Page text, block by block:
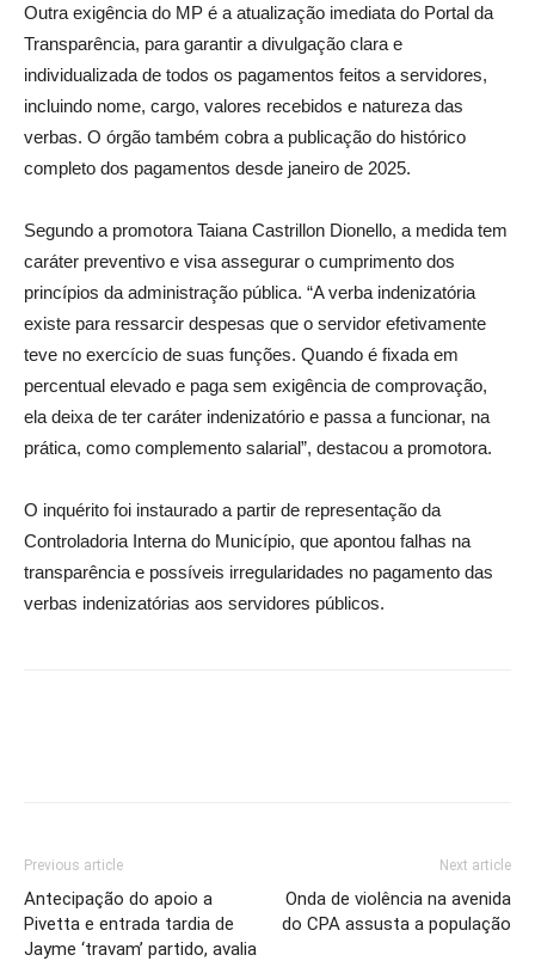
Outra exigência do MP é a atualização imediata do Portal da
Transparência, para garantir a divulgação clara e
individualizada de todos os pagamentos feitos a servidores,
incluindo nome, cargo, valores recebidos e natureza das
verbas. O órgão também cobra a publicação do histórico
completo dos pagamentos desde janeiro de 2025.
Segundo a promotora Taiana Castrillon Dionello, a medida tem
caráter preventivo e visa assegurar o cumprimento dos
princípios da administração pública. “A verba indenizatória
existe para ressarcir despesas que o servidor efetivamente
teve no exercício de suas funções. Quando é fixada em
percentual elevado e paga sem exigência de comprovação,
ela deixa de ter caráter indenizatório e passa a funcionar, na
prática, como complemento salarial”, destacou a promotora.
O inquérito foi instaurado a partir de representação da
Controladoria Interna do Município, que apontou falhas na
transparência e possíveis irregularidades no pagamento das
verbas indenizatórias aos servidores públicos.
Previous article
Antecipação do apoio a
Pivetta e entrada tardia de
Jayme ‘travam’ partido, avalia
Next article
Onda de violência na avenida
do CPA assusta a população